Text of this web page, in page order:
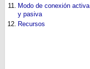
11. Modo de conexión activa
y pasiva
12. Recursos